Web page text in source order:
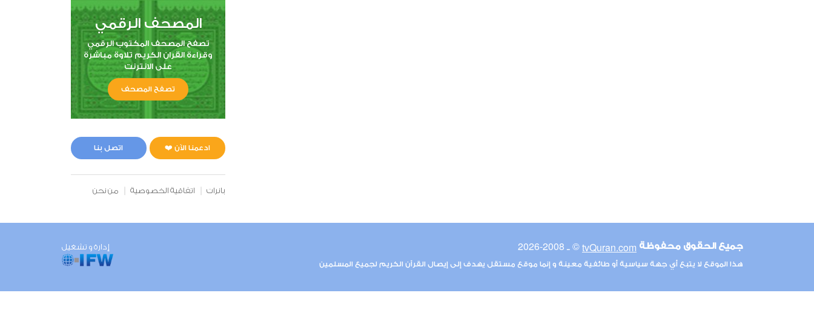
المصحف الرقمي
تصفح المصحف المكتوب الرقمي
وقراءة القران الكريم تلاوة مباشرة
على الانترنت
تصفح المصحف
ادعمنا الآن ❤️ اتصل بنا
بانرات اتفاقية الخصوصية من نحن
جميع الحقوق محفوظة tvQuran.com© ـ 2008-2026
هذا الموقع لا يتبع أي جهة سياسية أو طائفية معينة و إنما موقع مستقل يهدف إلى إيصال القرآن الكريم لجميع المسلمين
إدارة و تشغيل